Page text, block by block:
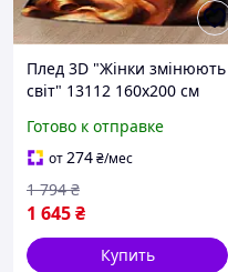
Плед 3D "Жінки змінюють
світ" 13112 160х200 см
Готово к отправке
от274₴/мес
1 645₴
1 794 ₴
Купить